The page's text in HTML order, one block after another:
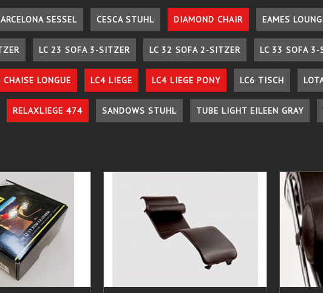
SESSEL CESCA STUHL DIAMOND CHAIR EAMES
LC 23 SOFA 3-SITZER LC 32 SOFA 2-SITZER LC 33 SOFA 3-
CHAISE LONGUE LC4 LIEGE LC4 LIEGE PONY LC6 TISCH
RELAXLIEGE 474 SANDOWS STUHL TUBE LIGHT EILEEN GRAY